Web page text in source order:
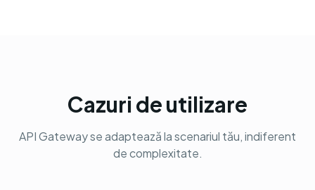
Cazuri de utilizare
API Gateway se adaptează la scenariul tău, indiferent
de complexitate.